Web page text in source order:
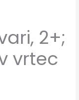
2+;
vrtec